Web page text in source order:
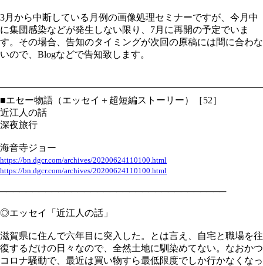
3月から中断している月例の画像処理セミナーですが、今月中
に集団感染などが発生しない限り、7月に再開の予定でいま
す。その場合、告知のタイミングが次回の原稿には間に合わな
いので、Blogなどで告知致します。
■エセー物語（エッセイ＋超短編ストーリー）［52］
近江人の話
深夜旅行
海音寺ジョー
https://bn.dgcr.com/archives/20200624110100.html
https://bn.dgcr.com/archives/20200624110100.html
───────────────────────────────────
◎エッセイ「近江人の話」
滋賀県に住んで六年目に突入した。とは言え、自宅と職場を往
復するだけの日々なので、全然土地に馴染めてない。なおかつ
コロナ騒動で、最近は買い物すら最低限度でしか行かなくなっ